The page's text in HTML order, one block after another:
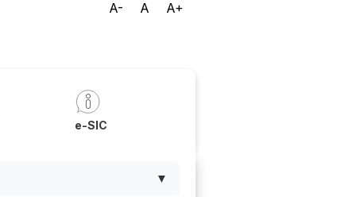
A- A
A+
e-SIC
▼